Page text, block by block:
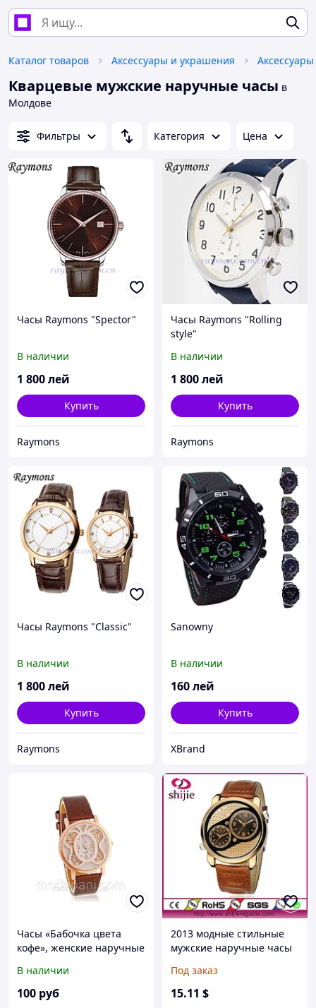
Каталог товаров Аксессуары и украшения Аксессуары
Кварцевые мужские наручные часы в
Молдове
Фильтры Категория Цена
Часы Raymons "Spector"
В наличии
1 800лей
Купить
Raymons
Часы Raymons "Rolling
style"
В наличии
1 800лей
Купить
Raymons
Часы Raymons "Classic"
В наличии
1 800лей
Купить
Raymons
Sanowny
В наличии
160лей
Купить
XBrand
Часы «Бабочка цвета
кофе», женские наручные
В наличии
100 руб
2013 модные стильные
мужские наручные часы
Под заказ
15.11 $